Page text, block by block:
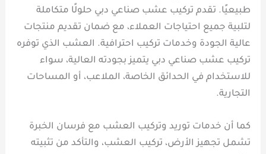
طبيعيًا. تقدم تركيب عشب صناعي دبي حلولًا متكاملة
لتلبية جميع احتياجات العملاء، مع ضمان تقديم منتجات
عالية الجودة وخدمات تركيب احترافية. العشب الذي توفره
تركيب عشب صناعي دبي يتميز بجودته العالية، سواء
للاستخدام في الحدائق الخاصة، الملاعب، أو المساحات
التجارية.
كما أن خدمات توريد وتركيب العشب مع فرسان الخبرة
تشمل تجهيز الأرض، تركيب العشب، والتأكد من تثبيته